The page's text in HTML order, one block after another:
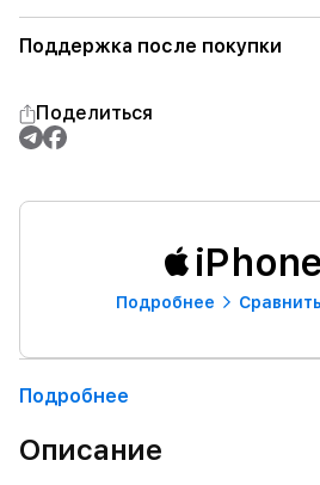
Поддержка после покупки
Поделиться
Подробнее
Подробнее
Описание